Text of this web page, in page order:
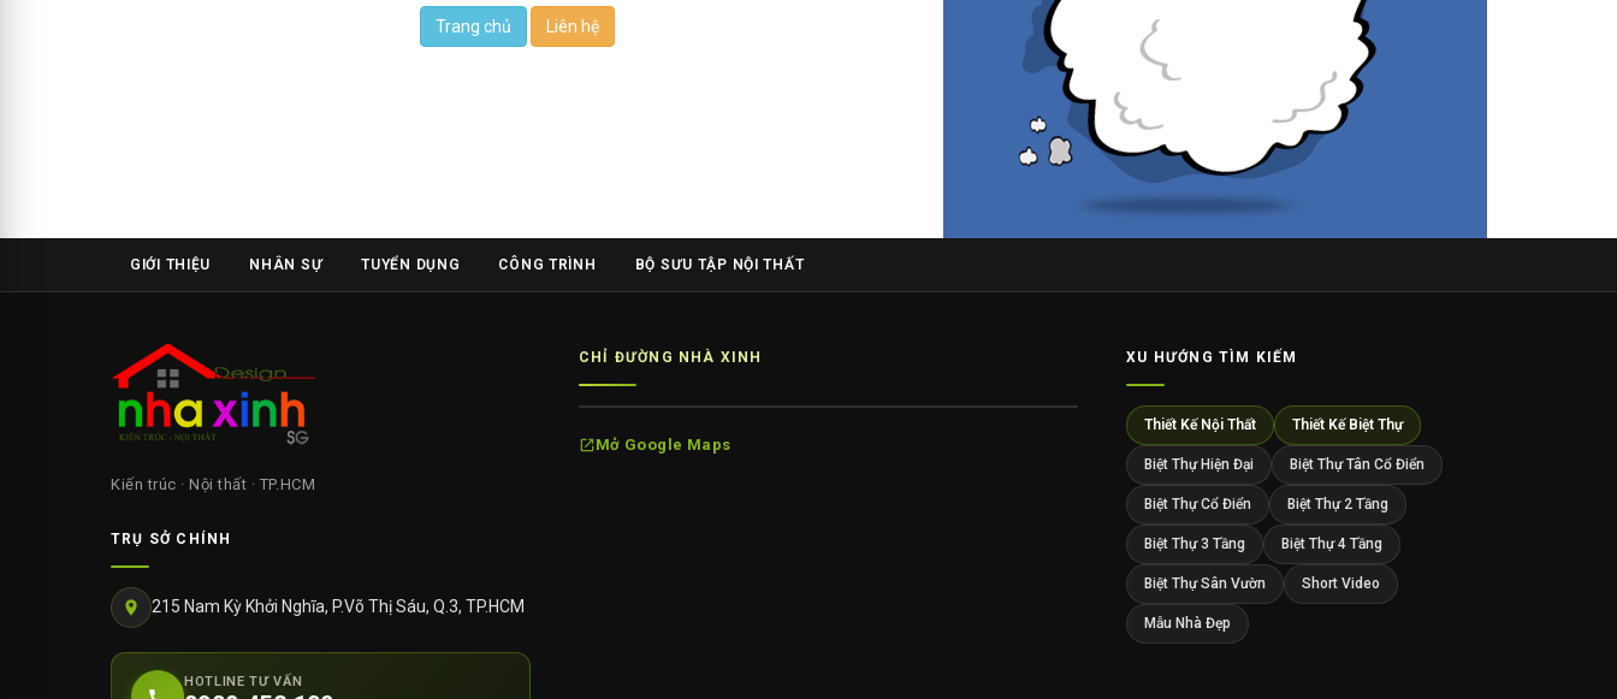
Trang chủ Liên hệ
GIỚI THIỆU NHÂN SỰ TUYỂN DỤNG CÔNG TRÌNH BỘ SƯU TẬP NỘI THẤT
Kiến trúc · Nội thất · TP.HCM
TRỤ SỞ CHÍNH
215 Nam Kỳ Khởi Nghĩa, P.Võ Thị Sáu, Q.3, TP.HCM
HOTLINE TƯ VẤN
CHỈ ĐƯỜNG NHÀ XINH
Mở Google Maps
XU HƯỚNG TÌM KIẾM
Thiết Kế Nội Thất Thiết Kế Biệt Thự
Biệt Thự Hiện Đại Biệt Thự Tân Cổ Điển
Biệt Thự Cổ Điển Biệt Thự 2 Tầng
Biệt Thự 3 Tầng Biệt Thự 4 Tầng
Biệt Thự Sân Vườn Short Video
Mẫu Nhà Đẹp